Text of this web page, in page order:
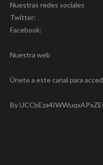
Nuestras redes sociales
Twitter:
Facebook:
Nuestra web
Únete a este canal para
By